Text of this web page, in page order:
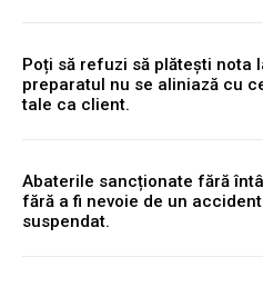
Poți să refuzi să plătești nota
preparatul nu se aliniază cu
tale ca client.
Abaterile sancționate fără
fără a fi nevoie de un
suspendat.